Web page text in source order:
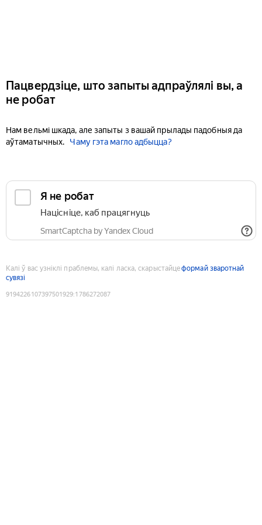
Пацвердзіце, што запыты адпраўлялі вы, а
не робат
Нам вельмі шкада, але запыты з вашай прылады падобныя да
аўтаматычных.
Чаму гэта магло адбыцца?
Я не робат
Націсніце, каб працягнуць
SmartCaptcha by Yandex Cloud
Калі ў вас узніклі праблемы, калі ласка, скарыстайцеформай зваротнай
сувязі
9194226107397501929:1786272087